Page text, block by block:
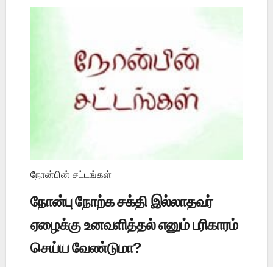
நோன்பின் சட்டங்கள்
நோன்பு நோற்க சக்தி இல்லாதவர்
ஏழைக்கு உனவளித்தல் எனும் பரிகாரம்
செய்ய வேண்டுமா?